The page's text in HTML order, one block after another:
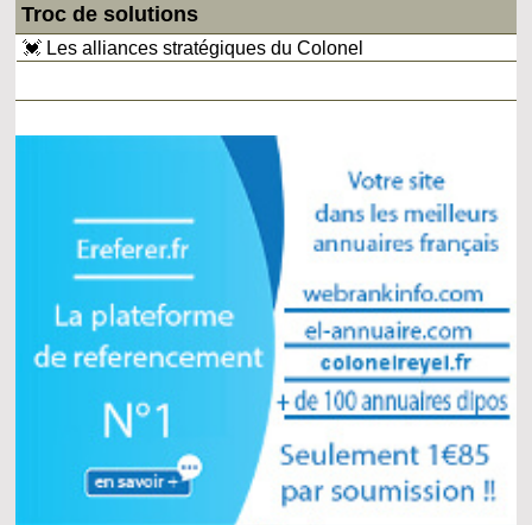
Troc de solutions
💓 Les alliances stratégiques du Colonel